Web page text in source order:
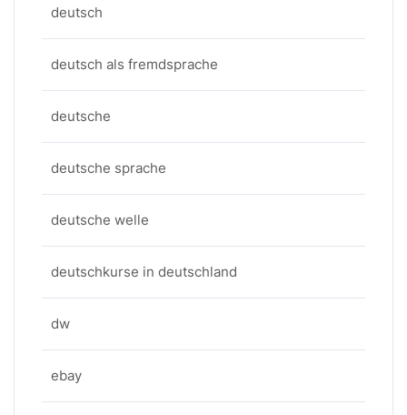
deutsch
deutsch als fremdsprache
deutsche
deutsche sprache
deutsche welle
deutschkurse in deutschland
dw
ebay